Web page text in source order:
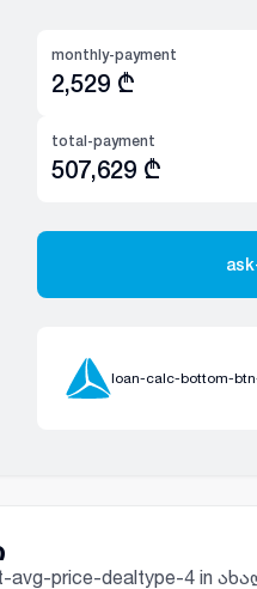
monthly-payment
2,529 ₾
total-payment
507,629 ₾
loan-calc-bottom-
avg-price-dealtype-4 in